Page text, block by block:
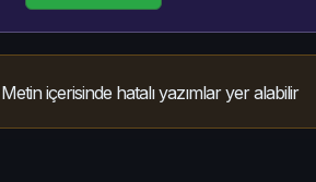
Metin içerisinde hatalı yazımlar yer alabilir